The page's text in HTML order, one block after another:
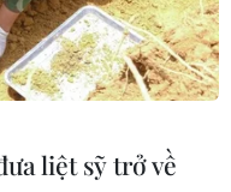
liệt sỹ trở về